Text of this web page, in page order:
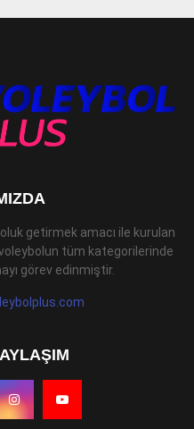
getirmek amacı ile kurulan
tüm kategorilerinde
görev edinmiştir.